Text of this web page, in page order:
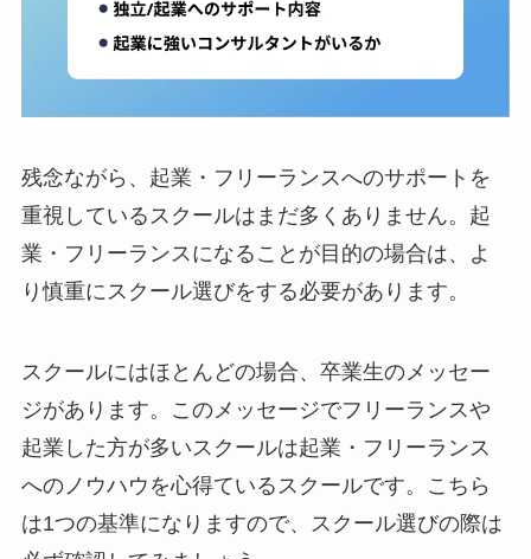
残念ながら、起業・フリーランスへのサポートを
重視しているスクールはまだ多くありません。起
業・フリーランスになることが目的の場合は、よ
り慎重にスクール選びをする必要があります。
スクールにはほとんどの場合、卒業生のメッセー
ジがあります。このメッセージでフリーランスや
起業した方が多いスクールは起業・フリーランス
へのノウハウを心得ているスクールです。こちら
は1つの基準になりますので、スクール選びの際は